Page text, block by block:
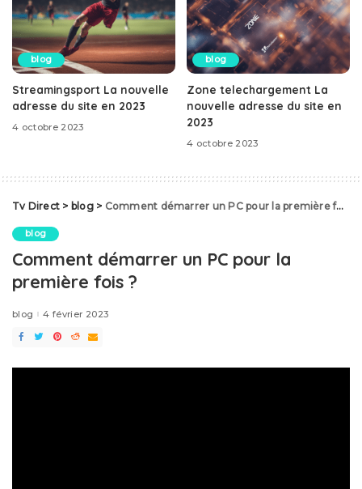
blog
Streamingsport La nouvelle
adresse du site en 2023
4 octobre 2023
blog
Zone telechargement La
nouvelle adresse du site en
2023
4 octobre 2023
Tv Direct > blog> Comment démarrer un PC pour la première fois ?
blog
Comment démarrer un PC pour la
première fois ?
blog 4 février 2023